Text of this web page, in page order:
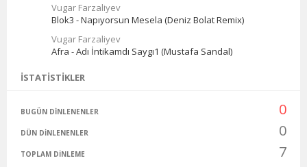
Vugar Farzaliyev
Blok3 - Napıyorsun Mesela (Deniz Bolat Remix)
Vugar Farzaliyev
Afra - Adı İntikamdı Saygı1 (Mustafa Sandal)
İSTATISTIKLER
BUGÜN DINLENENLER 0
DÜN DINLENENLER 0
TOPLAM DINLEME 7